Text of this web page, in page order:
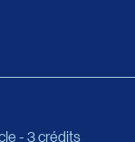
- 3 crédits